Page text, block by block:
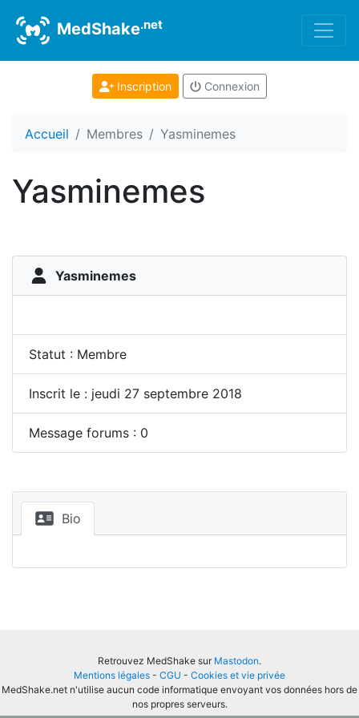
MedShake.net
Inscription Connexion
Accueil Membres Yasminemes
Yasminemes
Yasminemes
Statut : Membre
Inscrit le : jeudi 27 septembre 2018
Message forums : 0
Bio
Retrouvez MedShake sur Mastodon.
Mentions légales - CGU - Cookies et vie privée
MedShake.net n'utilise aucun code informatique envoyant vos données hors de
nos propres serveurs.